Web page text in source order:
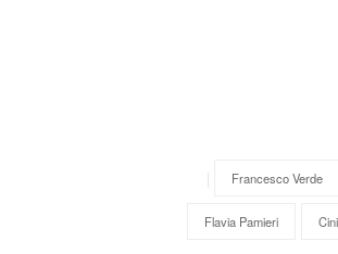
Francesco Verde
Flavia Pamieri